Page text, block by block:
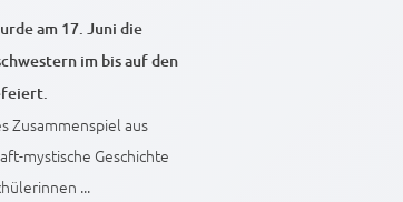
am 17. Juni die
im bis auf den
Zusammenspiel aus
mystische Geschichte
...